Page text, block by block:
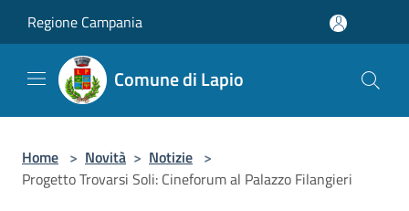
Regione Campania
Comune di Lapio
Home > Novità > Notizie >
Progetto Trovarsi Soli: Cineforum al Palazzo Filangieri